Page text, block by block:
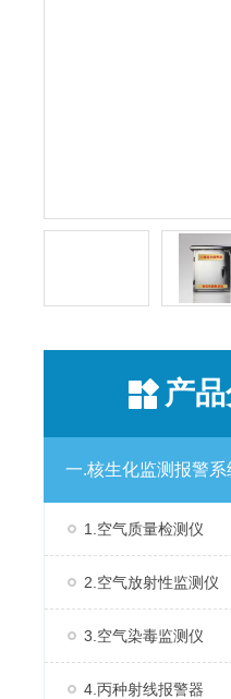
产
一.核生化监测报警系
1.空气质量检测仪
2.空气放射性监测仪
3.空气染毒监测仪
4.丙种射线报警器